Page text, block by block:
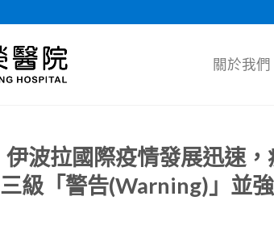
關於我們
伊波拉國際疫情發展迅速
三級「警告(Warning)」並